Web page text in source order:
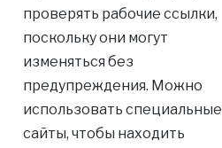
проверять рабочие ссылки,
поскольку они могут
изменяться без
предупреждения. Можно
использовать специальные
сайты, чтобы находить